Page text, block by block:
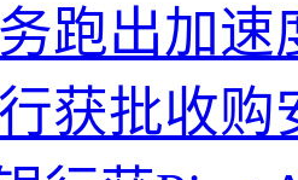
跑出加速
获批收购